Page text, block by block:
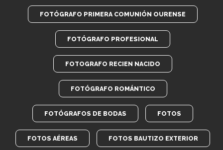
FOTÓGRAFO PRIMERA COMUNIÓN OURENSE
FOTÓGRAFO PROFESIONAL
FOTOGRAFO RECIEN NACIDO
FOTÓGRAFO ROMÁNTICO
FOTÓGRAFOS DE BODAS FOTOS
FOTOS AÉREAS FOTOS BAUTIZO EXTERIOR